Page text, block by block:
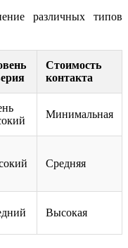
различных типов
Стоимость
контакта
Минимальная
Средняя
Высокая